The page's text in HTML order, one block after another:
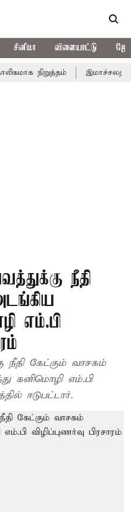
சினிமா விளையாட்டு
நிறுத்தம் இமாச்சலத்தில்
நீதி
எம்.பி
நீதி கேட்கும் வாசகம்
கனிமொழி எம்.பி
ஈடுபட்டார்.